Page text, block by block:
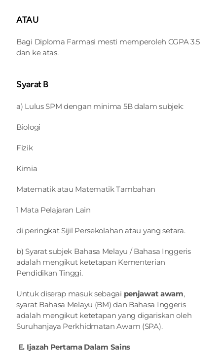
ATAU
Bagi Diploma Farmasi mesti memperoleh CGPA 3.5
dan ke atas.
Syarat B
a) Lulus SPM dengan minima 5B dalam subjek:
Biologi
Fizik
Kimia
Matematik atau Matematik Tambahan
1 Mata Pelajaran Lain
di peringkat Sijil Persekolahan atau yang setara.
b) Syarat subjek Bahasa Melayu / Bahasa Inggeris
adalah mengikut ketetapan Kementerian
Pendidikan Tinggi.
Untuk diserap masuk sebagai penjawat awam,
syarat Bahasa Melayu (BM) dan Bahasa Inggeris
adalah mengikut ketetapan yang digariskan oleh
Suruhanjaya Perkhidmatan Awam (SPA).
E. Ijazah Pertama Dalam Sains